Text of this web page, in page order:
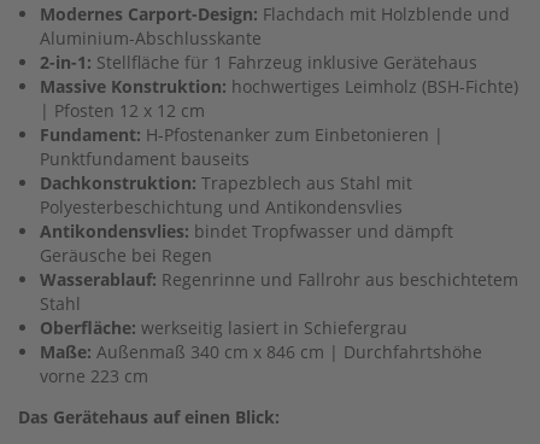
Modernes Carport-Design: Flachdach mit Holzblende und
Aluminium-Abschlusskante
2-in-1: Stellfläche für 1 Fahrzeug inklusive Gerätehaus
Massive Konstruktion: hochwertiges Leimholz (BSH-Fichte)
| Pfosten 12 x 12 cm
Fundament: H-Pfostenanker zum Einbetonieren |
Punktfundament bauseits
Dachkonstruktion: Trapezblech aus Stahl mit
Polyesterbeschichtung und Antikondensvlies
Antikondensvlies: bindet Tropfwasser und dämpft
Geräusche bei Regen
Wasserablauf: Regenrinne und Fallrohr aus beschichtetem
Stahl
Oberfläche: werkseitig lasiert in Schiefergrau
Maße: Außenmaß 340 cm x 846 cm | Durchfahrtshöhe
vorne 223 cm
Das Gerätehaus auf einen Blick: